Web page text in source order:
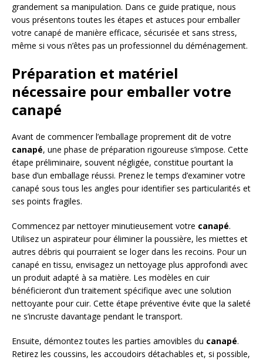
grandement sa manipulation. Dans ce guide pratique, nous
vous présentons toutes les étapes et astuces pour emballer
votre canapé de manière efficace, sécurisée et sans stress,
même si vous n’êtes pas un professionnel du déménagement.
Préparation et matériel
nécessaire pour emballer votre
canapé
Avant de commencer l’emballage proprement dit de votre
canapé, une phase de préparation rigoureuse s’impose. Cette
étape préliminaire, souvent négligée, constitue pourtant la
base d’un emballage réussi. Prenez le temps d’examiner votre
canapé sous tous les angles pour identifier ses particularités et
ses points fragiles.
Commencez par nettoyer minutieusement votre canapé.
Utilisez un aspirateur pour éliminer la poussière, les miettes et
autres débris qui pourraient se loger dans les recoins. Pour un
canapé en tissu, envisagez un nettoyage plus approfondi avec
un produit adapté à sa matière. Les modèles en cuir
bénéficieront d’un traitement spécifique avec une solution
nettoyante pour cuir. Cette étape préventive évite que la saleté
ne s’incruste davantage pendant le transport.
Ensuite, démontez toutes les parties amovibles du canapé.
Retirez les coussins, les accoudoirs détachables et, si possible,